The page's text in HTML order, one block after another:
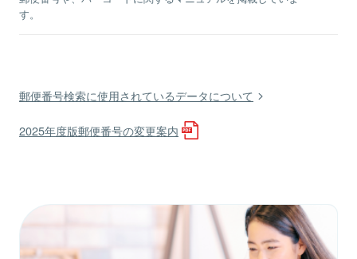
す。
郵便番号検索に使用されているデータについて
2025年度版郵便番号の変更案内